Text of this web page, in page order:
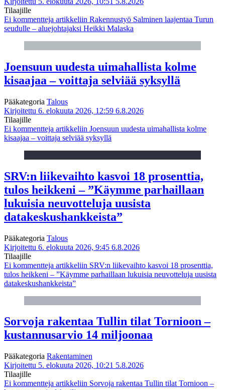
Tilaajille
Ei kommentteja artikkeliin Rakennustyö Salminen laajentaa Turun
seudulle – aluejohtajaksi Heikki Malaska
Joensuun uudesta uimahallista kolme
kisaajaa – voittaja selviää syksyllä
Pääkategoria Talous
Kirjoitettu 6. elokuuta 2026, 12:59 6.8.2026
Tilaajille
Ei kommentteja artikkeliin Joensuun uudesta uimahallista kolme
kisaajaa – voittaja selviää syksyllä
SRV:n liikevaihto kasvoi 18 prosenttia,
tulos heikkeni – ”Käymme parhaillaan
lukuisia neuvotteluja uusista
datakeskushankkeista”
Pääkategoria Talous
Kirjoitettu 6. elokuuta 2026, 9:45 6.8.2026
Tilaajille
Ei kommentteja artikkeliin SRV:n liikevaihto kasvoi 18 prosenttia,
tulos heikkeni – ”Käymme parhaillaan lukuisia neuvotteluja uusista
datakeskushankkeista”
Sorvoja rakentaa Tullin tilat Tornioon –
kustannusarvio 14 miljoonaa
Pääkategoria Rakentaminen
Kirjoitettu 5. elokuuta 2026, 10:21 5.8.2026
Tilaajille
Ei kommentteja artikkeliin Sorvoja rakentaa Tullin tilat Tornioon –